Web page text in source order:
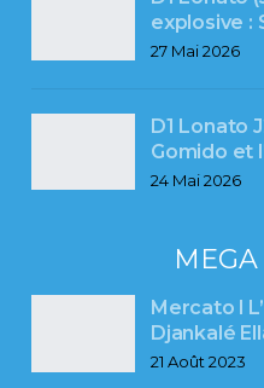
explosive :
27 Mai 2026
D1 Lonato
Gomido et
24 Mai 2026
Mercato l
Djankalé
21 Août 2023